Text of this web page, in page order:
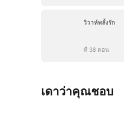
วิวาห์พลั้งรัก
ที่ 38 ตอน
เดาว่าคุณชอบ